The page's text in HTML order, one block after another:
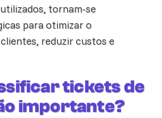
tornam-se
para otimizar o
reduzir custos e
tickets de
importante?